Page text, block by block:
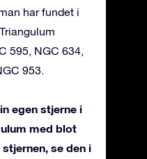
har fundet i
595, NGC 634,
953.
egen stjerne i
med blot
se den i